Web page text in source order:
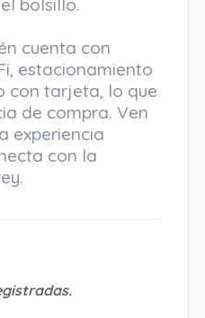
bolsillo.
cuenta con
estacionamiento
con tarjeta, lo que
de compra. Ven
experiencia
con la